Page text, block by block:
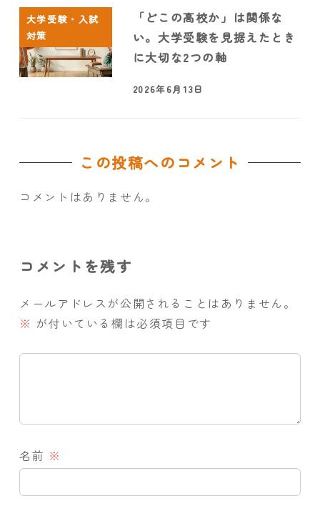
大学受験・入試
対策
「どこの高校か」は関係な
い。大学受験を見据えたとき
に大切な2つの軸
2026年6月13日
この投稿へのコメント
コメントはありません。
コメントを残す
メールアドレスが公開されることはありません。
※ が付いている欄は必須項目です
名前 ※